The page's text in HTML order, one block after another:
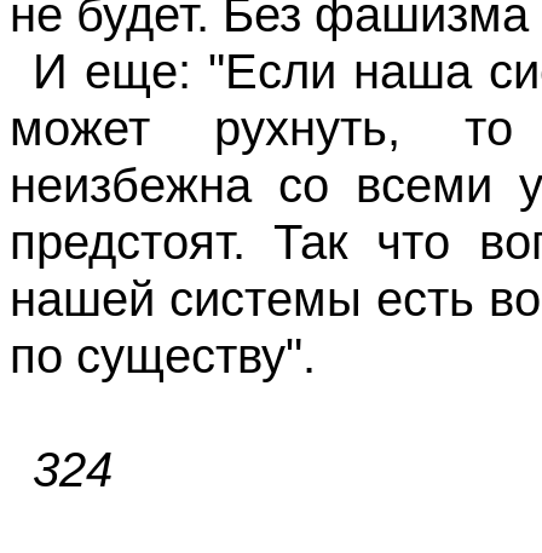
не будет. Без
И еще: "Если наша
может рухнуть,
неизбежна со всеми
предстоят. Так что
нашей системы есть
по существу".
324